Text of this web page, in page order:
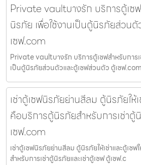
Private vaultบางรัก บริการตู้เซ
นิรภัย เพื่อใช้งานเป็นตู้นิรภัยส่วน
เซฟ.com
Private vaultบางรัก บริการตู้เซฟสำหรับการเ
เป็นตู้นิรภัยส่วนตัวและตู้เซฟส่วนตัว ตู้เซฟ
เช่าตู้เซฟนิรภัยย่านสีลม ตู้นิรภัยให้เ
คือบริการตู้นิรภัยสำหรับการเช่าตู้
เซฟ.com
เช่าตู้เซฟนิรภัยย่านสีลม ตู้นิรภัยให้เช่าและตู้เซ
สำหรับการเช่าตู้นิรภัยและเช่าตู้เซฟ ตู้เซฟ.c